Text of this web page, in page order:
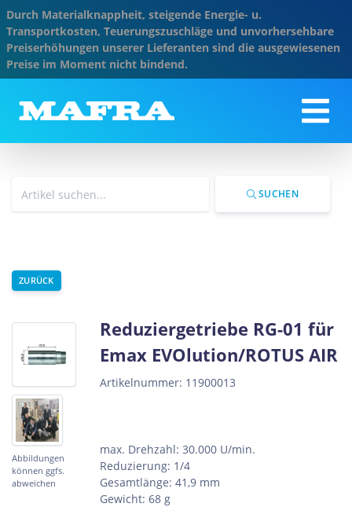
Durch Materialknappheit, steigende Energie- u.
Transportkosten, Teuerungszuschläge und unvorhersehbare
Preiserhöhungen unserer Lieferanten sind die ausgewiesenen
Preise im Moment nicht bindend.
SUCHEN
ZURÜCK
Abbildungen
können ggfs.
abweichen
Reduziergetriebe RG-01 für
Emax EVOlution/ROTUS AIR
Artikelnummer: 11900013
max. Drehzahl: 30.000 U/min.
Reduzierung: 1/4
Gesamtlänge: 41,9 mm
Gewicht: 68 g